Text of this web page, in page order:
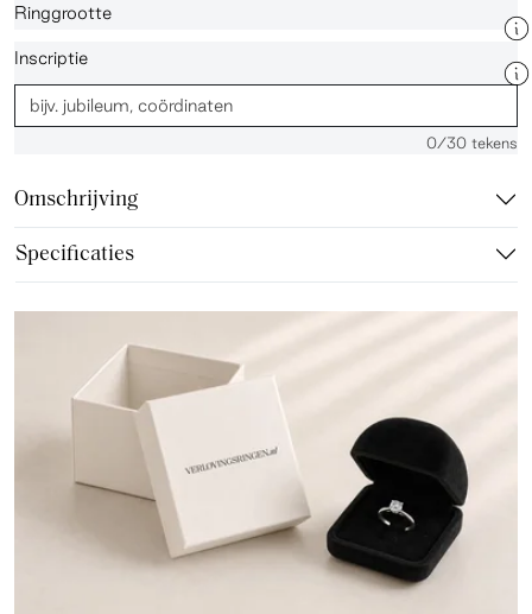
Ringgrootte
Inscriptie
0/30 tekens
Omschrijving
Specificaties